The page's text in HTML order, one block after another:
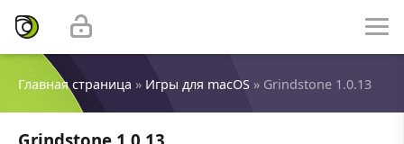
Главная страница » Игры для macOS » Grindstone 1.0.13